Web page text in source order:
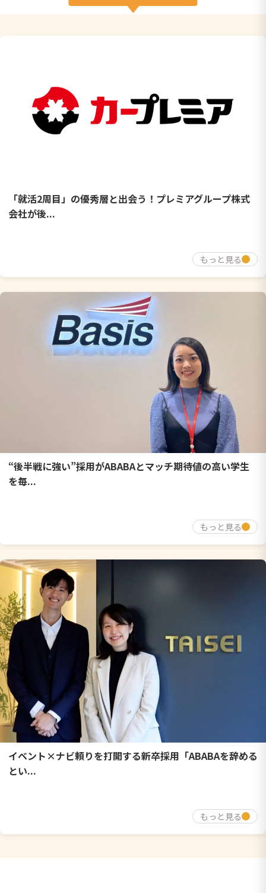
「就活2周目」の優秀層と出会う！プレミアグループ株式
会社が後...
もっと見る
“後半戦に強い”採用がABABAとマッチ期待値の高い学生
を毎...
もっと見る
イベント×ナビ頼りを打開する新卒採用「ABABAを辞める
とい...
もっと見る